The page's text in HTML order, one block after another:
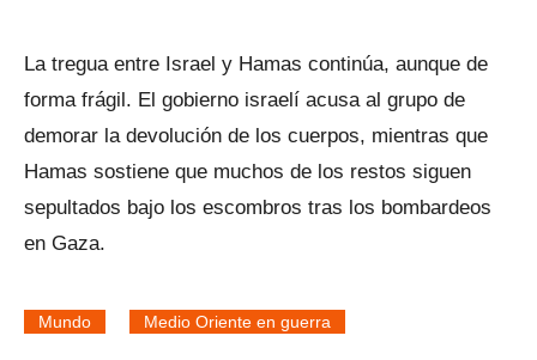
La tregua entre Israel y Hamas continúa, aunque de
forma frágil. El gobierno israelí acusa al grupo de
demorar la devolución de los cuerpos, mientras que
Hamas sostiene que muchos de los restos siguen
sepultados bajo los escombros tras los bombardeos
en Gaza.
Mundo Medio Oriente en guerra